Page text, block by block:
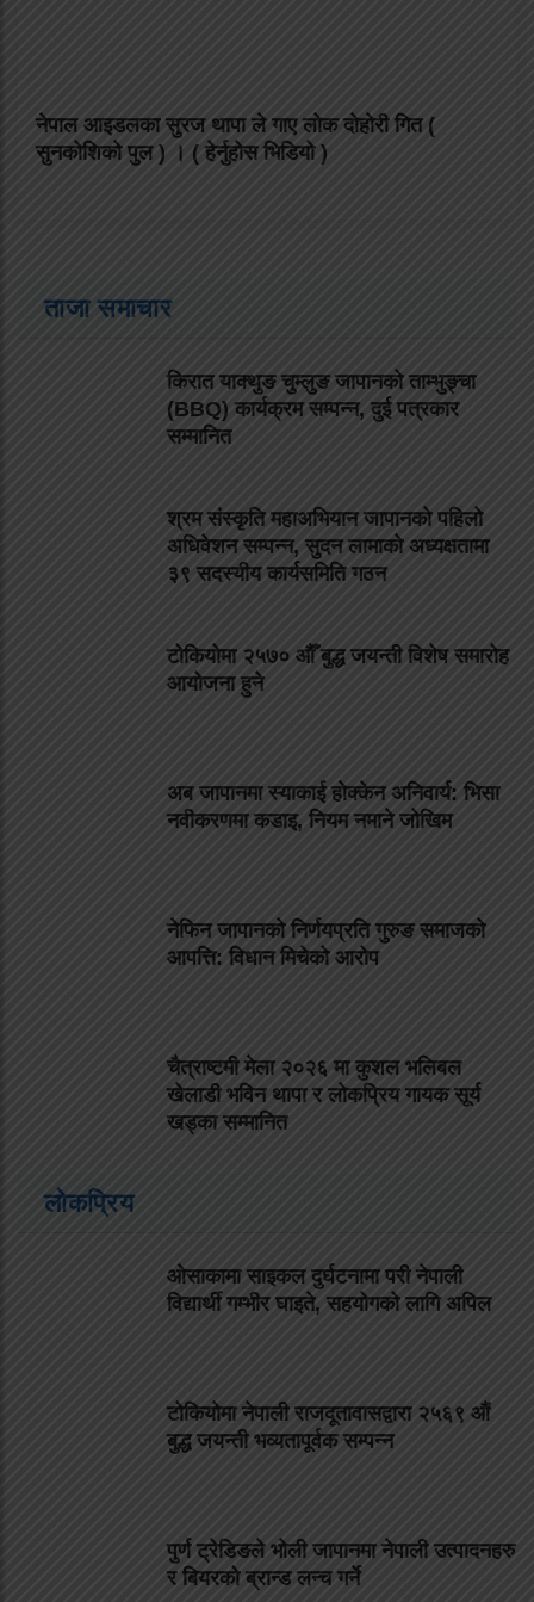
नेपाल आइडलका सुरज थापा ले गाए लोक दोहोरी गित (
सुनकोशिको पुल ) । ( हेर्नुहोस भिडियो )
ताजा समाचार
किरात याक्थुङ चुम्लुङ जापानको ताम्भुङ्चा
(BBQ) कार्यक्रम सम्पन्न, दुई पत्रकार
सम्मानित
श्रम संस्कृति महाअभियान जापानको पहिलो
अधिवेशन सम्पन्न, सुदन लामाको अध्यक्षतामा
३९ सदस्यीय कार्यसमिति गठन
टोकियोमा २५७० औँ बुद्ध जयन्ती विशेष समारोह
आयोजना हुने
अब जापानमा स्याकाई होक्केन अनिवार्य: भिसा
नवीकरणमा कडाइ, नियम नमाने जोखिम
नेफिन जापानको निर्णयप्रति गुरुङ समाजको
आपत्ति: विधान मिचेको आरोप
चैत्राष्टमी मेला २०२६ मा कुशल भलिबल
खेलाडी भविन थापा र लोकप्रिय गायक सूर्य
खड्का सम्मानित
लोकप्रिय
ओसाकामा साइकल दुर्घटनामा परी नेपाली
विद्यार्थी गम्भीर घाइते, सहयोगको लागि अपिल
टोकियोमा नेपाली राजदूतावासद्वारा २५६९ औं
बुद्ध जयन्ती भव्यतापूर्वक सम्पन्न
पुर्ण ट्रेडिङले भोली जापानमा नेपाली उत्पादनहरु
र बियरको ब्रान्ड लन्च गर्ने